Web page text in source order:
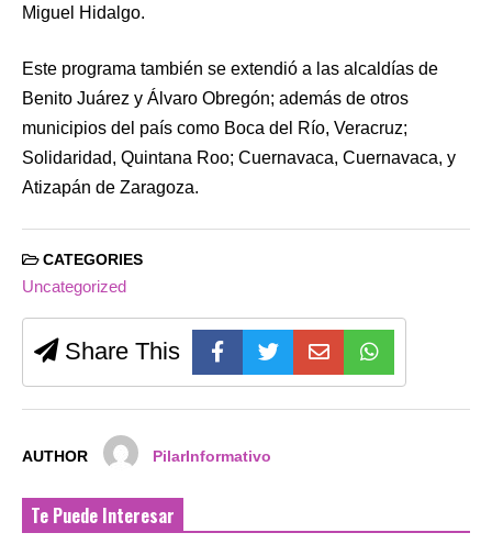
Miguel Hidalgo.
Este programa también se extendió a las alcaldías de
Benito Juárez y Álvaro Obregón; además de otros
municipios del país como Boca del Río, Veracruz;
Solidaridad, Quintana Roo; Cuernavaca, Cuernavaca, y
Atizapán de Zaragoza.
CATEGORIES
Uncategorized
Share This
AUTHOR PilarInformativo
Te Puede Interesar